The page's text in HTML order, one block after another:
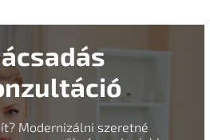
Modernizálni szeretné